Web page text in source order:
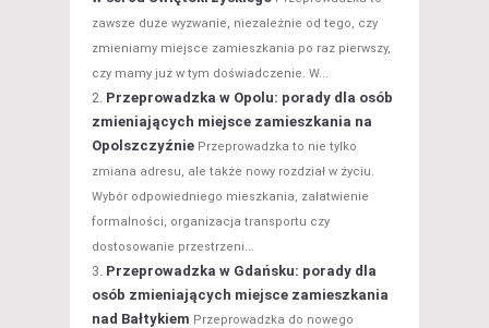
zawsze duże wyzwanie, niezależnie od tego, czy
zmieniamy miejsce zamieszkania po raz pierwszy,
czy mamy już w tym doświadczenie. W...
Przeprowadzka w Opolu: porady dla osób
zmieniających miejsce zamieszkania na
Opolszczyźnie Przeprowadzka to nie tylko
zmiana adresu, ale także nowy rozdział w życiu.
Wybór odpowiedniego mieszkania, załatwienie
formalności, organizacja transportu czy
dostosowanie przestrzeni...
Przeprowadzka w Gdańsku: porady dla
osób zmieniających miejsce zamieszkania
nad Bałtykiem Przeprowadzka do nowego